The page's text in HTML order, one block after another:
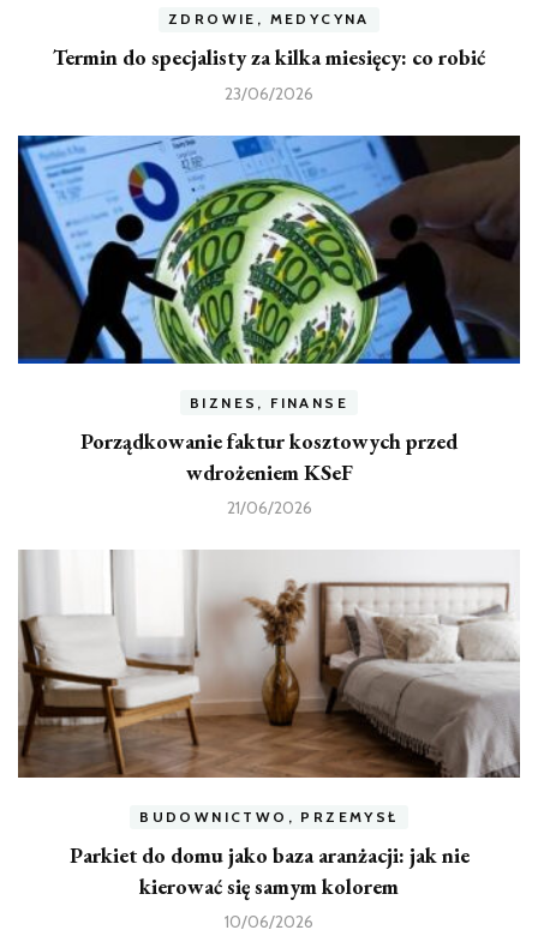
ZDROWIE, MEDYCYNA
Termin do specjalisty za kilka miesięcy: co robić
23/06/2026
BIZNES, FINANSE
Porządkowanie faktur kosztowych przed
wdrożeniem KSeF
21/06/2026
BUDOWNICTWO, PRZEMYSŁ
Parkiet do domu jako baza aranżacji: jak nie
kierować się samym kolorem
10/06/2026